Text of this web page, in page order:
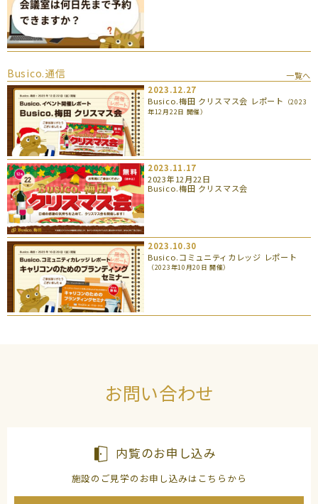
Busico.通信
一覧へ
2023.12.27
Busico.梅田 クリスマス会 レポート
（2023
年12月22日 開催）
2023.11.17
2023年12月22日
Busico.梅田 クリスマス会
2023.10.30
Busico.コミュニティカレッジ レポート
（2023年10月20日 開催）
お問い合わせ
内覧のお申し込み
施設のご見学のお申し込みはこちらから